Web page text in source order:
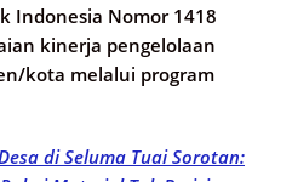
Indonesia Nomor 1418
kinerja pengelolaan
kota melalui program
di Seluma Tuai Sorotan: